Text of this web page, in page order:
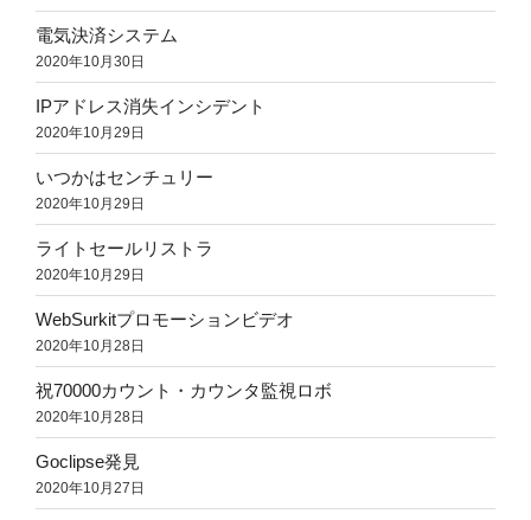
電気決済システム
2020年10月30日
IPアドレス消失インシデント
2020年10月29日
いつかはセンチュリー
2020年10月29日
ライトセールリストラ
2020年10月29日
WebSurkitプロモーションビデオ
2020年10月28日
祝70000カウント・カウンタ監視ロボ
2020年10月28日
Goclipse発見
2020年10月27日